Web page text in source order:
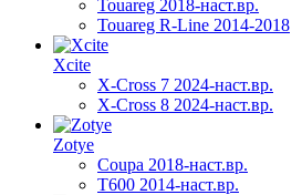
Touareg 2018-наст.вр.
Touareg R-Line 2014-2018
Xcite
X-Cross 7 2024-наст.вр.
X-Cross 8 2024-наст.вр.
Zotye
Coupa 2018-наст.вр.
T600 2014-наст.вр.